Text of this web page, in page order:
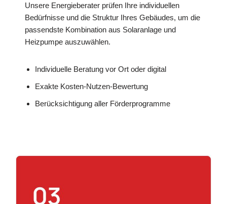
Unsere Energieberater prüfen Ihre individuellen
Bedürfnisse und die Struktur Ihres Gebäudes, um die
passendste Kombination aus Solaranlage und
Heizpumpe auszuwählen.
Individuelle Beratung vor Ort oder digital
Exakte Kosten-Nutzen-Bewertung
Berücksichtigung aller Förderprogramme